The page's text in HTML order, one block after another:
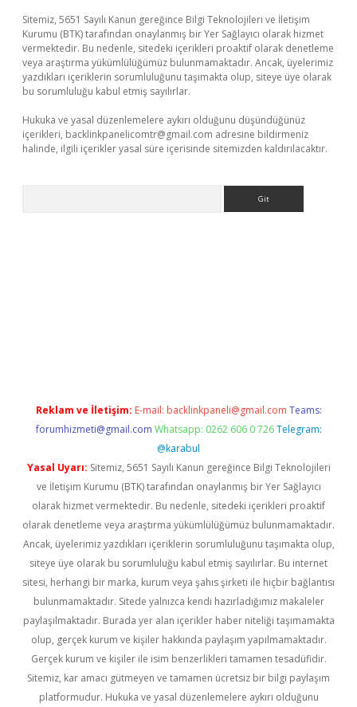
Sitemiz, 5651 Sayılı Kanun gereğince Bilgi Teknolojileri ve İletişim
Kurumu (BTK) tarafından onaylanmış bir Yer Sağlayıcı olarak hizmet
vermektedir. Bu nedenle, sitedeki içerikleri proaktif olarak denetleme
veya araştırma yükümlülüğümüz bulunmamaktadır. Ancak, üyelerimiz
yazdıkları içeriklerin sorumluluğunu taşımakta olup, siteye üye olarak
bu sorumluluğu kabul etmiş sayılırlar.
Hukuka ve yasal düzenlemelere aykırı olduğunu düşündüğünüz
içerikleri, backlinkpanelicomtr@gmail.com adresine bildirmeniz
halinde, ilgili içerikler yasal süre içerisinde sitemizden kaldırılacaktır.
Reklam ve İletişim: E-mail: backlinkpaneli@gmail.com Teams:
forumhizmeti@gmail.com Whatsapp: 0262 606 0 726 Telegram:
@karabul
Yasal Uyarı: Sitemiz, 5651 Sayılı Kanun gereğince Bilgi Teknolojileri
ve İletişim Kurumu (BTK) tarafından onaylanmış bir Yer Sağlayıcı
olarak hizmet vermektedir. Bu nedenle, sitedeki içerikleri proaktif
olarak denetleme veya araştırma yükümlülüğümüz bulunmamaktadır.
Ancak, üyelerimiz yazdıkları içeriklerin sorumluluğunu taşımakta olup,
siteye üye olarak bu sorumluluğu kabul etmiş sayılırlar. Bu internet
sitesi, herhangi bir marka, kurum veya şahıs şirketi ile hiçbir bağlantısı
bulunmamaktadır. Sitede yalnızca kendi hazırladığımız makaleler
paylaşılmaktadır. Burada yer alan içerikler haber niteliği taşımamakta
olup, gerçek kurum ve kişiler hakkında paylaşım yapılmamaktadır.
Gerçek kurum ve kişiler ile isim benzerlikleri tamamen tesadüfidir.
Sitemiz, kar amacı gütmeyen ve tamamen ücretsiz bir bilgi paylaşım
platformudur. Hukuka ve yasal düzenlemelere aykırı olduğunu